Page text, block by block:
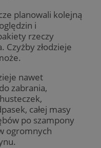
planowali kolejną
i
rzeczy
złodzieje
nawet
zabrania,
całej masy
po szampony
ogromnych